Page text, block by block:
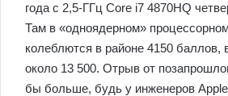
года с 2,5-ГГц Core i7 4870HQ
Там в «одноядерном»
колеблются в районе 4150
около 13 500. Отрыв от
бы больше, будь у инженеров